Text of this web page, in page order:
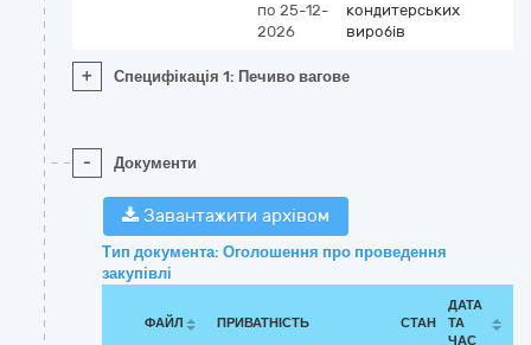
по 25-12-
2026
кондитерських
виробів
+ Специфікація 1: Печиво вагове
- Документи
Завантажити архівом
Тип документа: Оголошення про проведення
закупівлі
ФАЙЛ ПРИВАТНІСТЬ СТАН
ДАТА
ТА
ЧАС